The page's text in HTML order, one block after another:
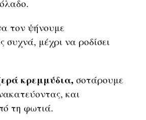
τον ψήνουμε
συχνά, μέχρι να ροδίσει
κρεμμύδια, σοτάρουμε
και
τη φωτιά.